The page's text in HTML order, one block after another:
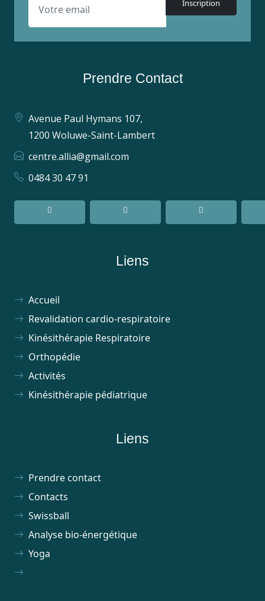
Inscription
Prendre Contact
Avenue Paul Hymans 107,
1200 Woluwe-Saint-Lambert
centre.allia@gmail.com
0484 30 47 91
Liens
Accueil
Revalidation cardio-respiratoire
Kinésithérapie Respiratoire
Orthopédie
Activités
Kinésithérapie pédiatrique
Liens
Prendre contact
Contacts
Swissball
Analyse bio-énergétique
Yoga